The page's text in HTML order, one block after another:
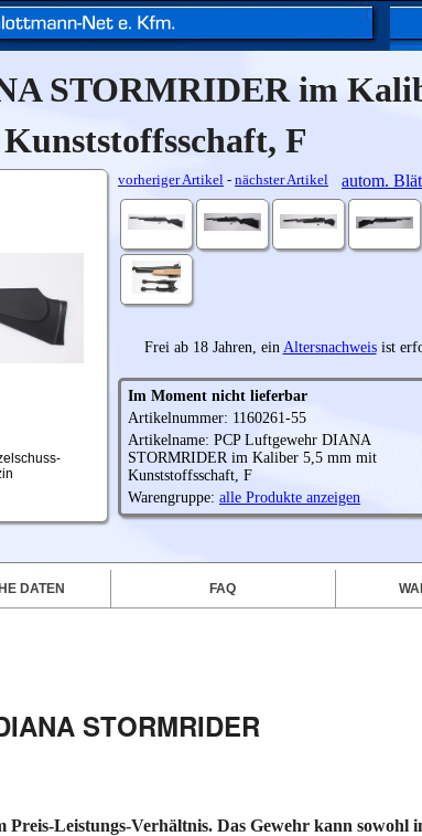
STORMRIDER im
F
vorheriger Artikel - nächster Artikel autom.
Frei ab 18 Jahren, ein Altersnachweisist
Im Moment nicht lieferbar
Artikelnummer: 1160261-55
Artikelname: PCP Luftgewehr DIANA
STORMRIDER im Kaliber 5,5 mm mit
Kunststoffsschaft, F
Warengruppe: alle Produkte anzeigen
DATEN FAQ
STORMRIDER
Leistungs-Verhältnis. Das Gewehr kann sowohl